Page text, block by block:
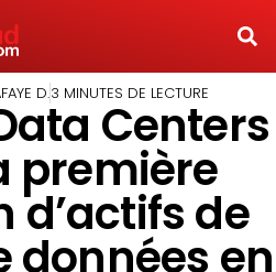
D.3 MINUTES DE LECTURE
Centers
première
d’actifs de
données en